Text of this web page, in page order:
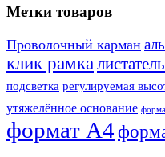
Метки товаров
Проволочный карман
клик рамка
подсветка регулируемая
утяжелённое основание
формат А4